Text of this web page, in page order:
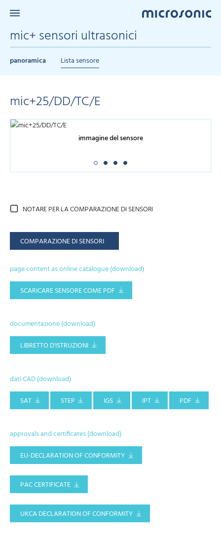
mic+ sensori ultrasonici
panoramica Lista sensore
mic+25/DD/TC/E
immagine del sensore
NOTARE PER LA COMPARAZIONE DI SENSORI
COMPARAZIONE DI SENSORI
page content as online catalogue (download)
SCARICARE SENSORE COME PDF
documentazione (download)
LIBRETTO D'ISTRUZIONI
dati CAD (download)
SAT
STEP IGS IPT PDF
approvals and certificates (download)
EU-DECLARATION OF CONFORMITY
PAC CERTIFICATE
UKCA DECLARATION OF CONFORMITY